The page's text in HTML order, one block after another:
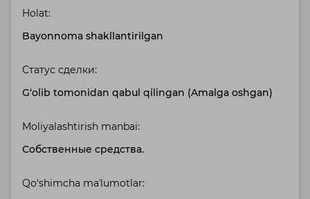
Holat:
Bayonnoma shakllantirilgan
Статус сделки:
G‘olib tomonidan qabul qilingan (Amalga oshgan)
Moliyalashtirish manbai:
Собственные средства.
Qo‘shimcha maʼlumotlar: